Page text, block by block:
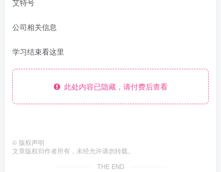
艾特号
公司相关信息
学习结束看这里
此处内容已隐藏，请付费后查看
© 版权声明
文章版权归作者所有，未经允许请勿转载。
THE END